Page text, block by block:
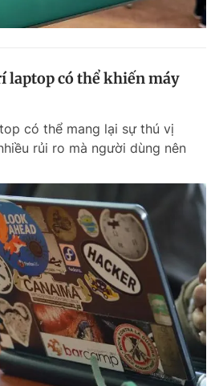
laptop có thể khiến máy
có thể mang lại sự thú vị
rủi ro mà người dùng nên